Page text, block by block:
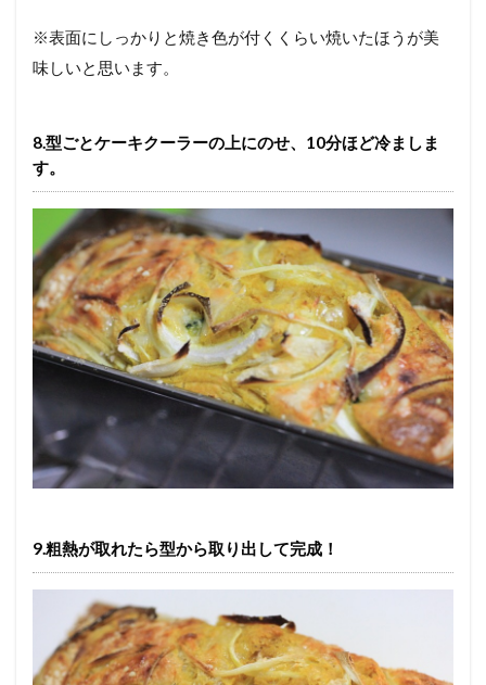
※表面にしっかりと焼き色が付くくらい焼いたほうが美
味しいと思います。
8.型ごとケーキクーラーの上にのせ、10分ほど冷ましま
す。
9.粗熱が取れたら型から取り出して完成！